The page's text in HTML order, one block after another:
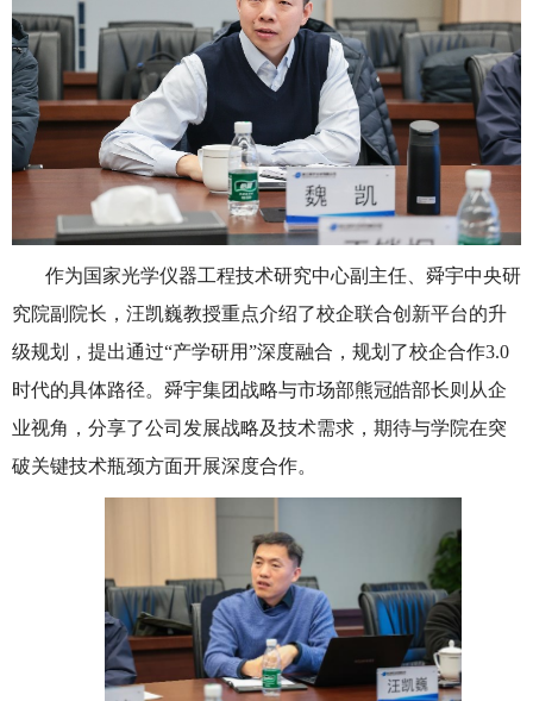
作为国家光学仪器工程技术研究中心副主任、舜宇中央研
究院副院长，汪凯巍教授重点介绍了校企联合创新平台的升
级规划，提出通过“产学研用”深度融合，规划了校企合作3.0
时代的具体路径。舜宇集团战略与市场部熊冠皓部长则从企
业视角，分享了公司发展战略及技术需求，期待与学院在突
破关键技术瓶颈方面开展深度合作。